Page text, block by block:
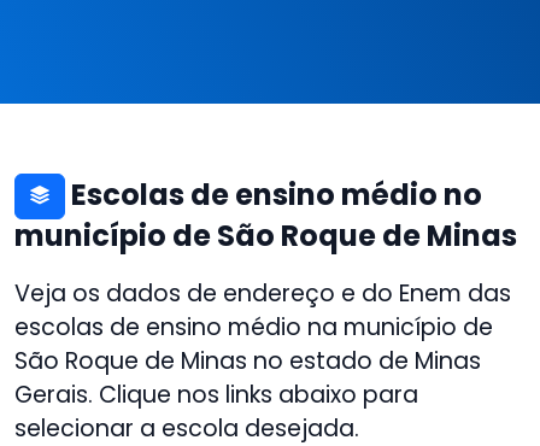
Escolas de ensino médio no
município de São Roque de Minas
Veja os dados de endereço e do Enem das
escolas de ensino médio na município de
São Roque de Minas no estado de Minas
Gerais. Clique nos links abaixo para
selecionar a escola desejada.